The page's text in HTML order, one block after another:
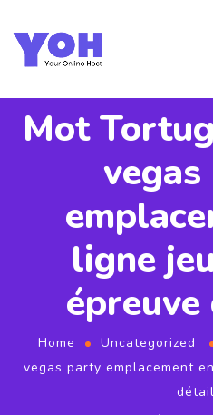
Mot
ligne
Home Uncategorized
vegas party emplacement